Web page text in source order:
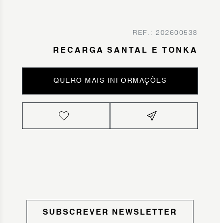
REF.: 202600538
RECARGA SANTAL E TONKA
QUERO MAIS INFORMAÇÕES
SUBSCREVER NEWSLETTER